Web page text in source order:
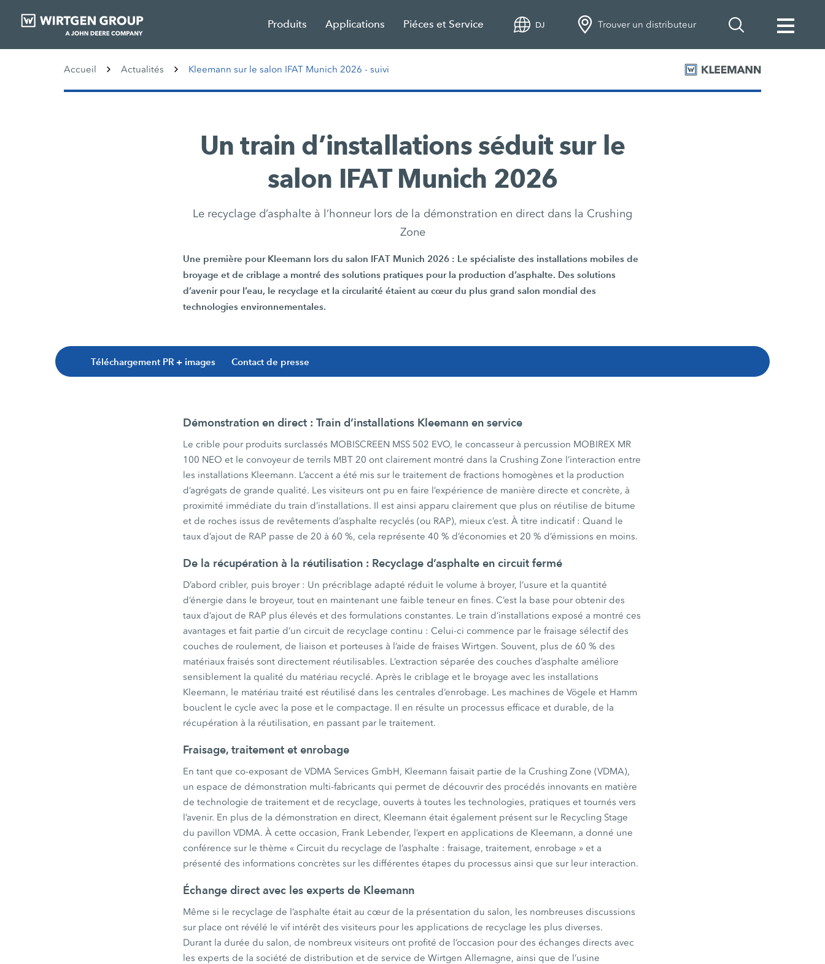
Produits Applications Piéces et Service DJ Trouver un distributeur
Accueil Actualités Kleemann sur le salon IFAT Munich 2026 - suivi
Un train d’installations séduit sur le
salon IFAT Munich 2026
Le recyclage d’asphalte à l’honneur lors de la démonstration en direct dans la Crushing
Zone
Une première pour Kleemann lors du salon IFAT Munich 2026 : Le spécialiste des installations mobiles de
broyage et de criblage a montré des solutions pratiques pour la production d’asphalte. Des solutions
d’avenir pour l’eau, le recyclage et la circularité étaient au cœur du plus grand salon mondial des
technologies environnementales.
Téléchargement PR + images Contact de presse
Démonstration en direct : Train d’installations Kleemann en service
Le crible pour produits surclassés MOBISCREEN MSS 502 EVO, le concasseur à percussion MOBIREX MR
100 NEO et le convoyeur de terrils MBT 20 ont clairement montré dans la Crushing Zone l’interaction entre
les installations Kleemann. L’accent a été mis sur le traitement de fractions homogènes et la production
d’agrégats de grande qualité. Les visiteurs ont pu en faire l’expérience de manière directe et concrète, à
proximité immédiate du train d’installations. Il est ainsi apparu clairement que plus on réutilise de bitume
et de roches issus de revêtements d’asphalte recyclés (ou RAP), mieux c’est. À titre indicatif : Quand le
taux d’ajout de RAP passe de 20 à 60 %, cela représente 40 % d’économies et 20 % d’émissions en moins.
De la récupération à la réutilisation : Recyclage d’asphalte en circuit fermé
D’abord cribler, puis broyer : Un précriblage adapté réduit le volume à broyer, l’usure et la quantité
d’énergie dans le broyeur, tout en maintenant une faible teneur en fines. C’est la base pour obtenir des
taux d’ajout de RAP plus élevés et des formulations constantes. Le train d’installations exposé a montré ces
avantages et fait partie d’un circuit de recyclage continu : Celui-ci commence par le fraisage sélectif des
couches de roulement, de liaison et porteuses à l’aide de fraises Wirtgen. Souvent, plus de 60 % des
matériaux fraisés sont directement réutilisables. L’extraction séparée des couches d’asphalte améliore
sensiblement la qualité du matériau recyclé. Après le criblage et le broyage avec les installations
Kleemann, le matériau traité est réutilisé dans les centrales d’enrobage. Les machines de Vögele et Hamm
bouclent le cycle avec la pose et le compactage. Il en résulte un processus efficace et durable, de la
récupération à la réutilisation, en passant par le traitement.
Fraisage, traitement et enrobage
En tant que co-exposant de VDMA Services GmbH, Kleemann faisait partie de la Crushing Zone (VDMA),
un espace de démonstration multi-fabricants qui permet de découvrir des procédés innovants en matière
de technologie de traitement et de recyclage, ouverts à toutes les technologies, pratiques et tournés vers
l’avenir. En plus de la démonstration en direct, Kleemann était également présent sur le Recycling Stage
du pavillon VDMA. À cette occasion, Frank Lebender, l’expert en applications de Kleemann, a donné une
conférence sur le thème « Circuit du recyclage de l’asphalte : fraisage, traitement, enrobage » et a
présenté des informations concrètes sur les différentes étapes du processus ainsi que sur leur interaction.
Échange direct avec les experts de Kleemann
Même si le recyclage de l’asphalte était au cœur de la présentation du salon, les nombreuses discussions
sur place ont révélé le vif intérêt des visiteurs pour les applications de recyclage les plus diverses.
Durant la durée du salon, de nombreux visiteurs ont profité de l’occasion pour des échanges directs avec
les experts de la société de distribution et de service de Wirtgen Allemagne, ainsi que de l’usine